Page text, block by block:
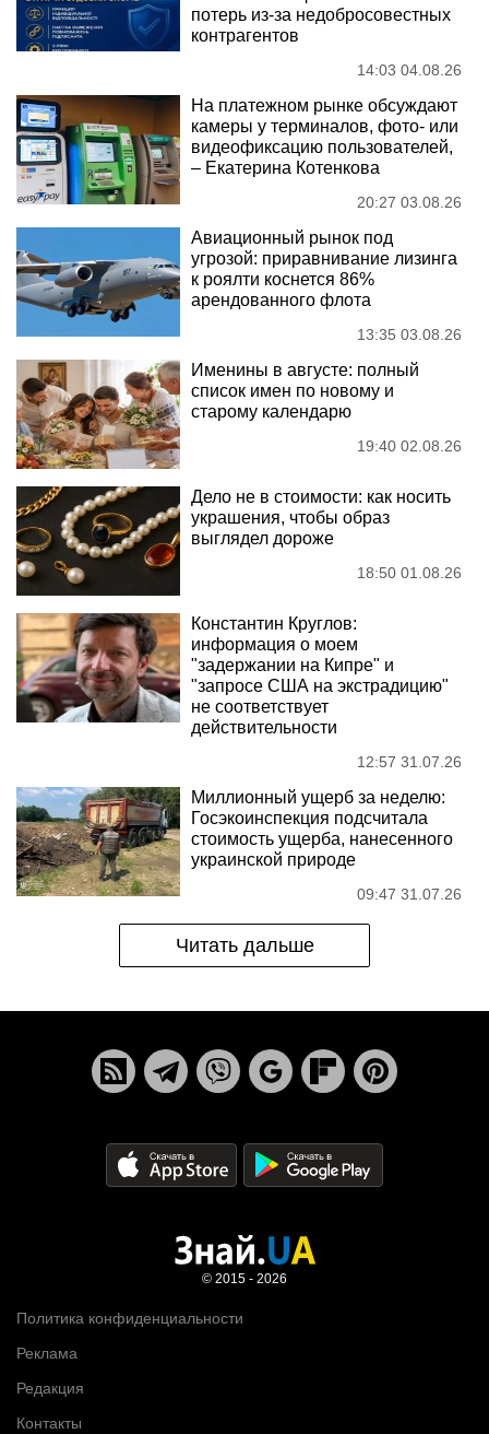
потерь из-за недобросовестных
контрагентов
14:03 04.08.26
На платежном рынке обсуждают
камеры у терминалов, фото- или
видеофиксацию пользователей,
– Екатерина Котенкова
20:27 03.08.26
Авиационный рынок под
угрозой: приравнивание лизинга
к роялти коснется 86%
арендованного флота
13:35 03.08.26
Именины в августе: полный
список имен по новому и
старому календарю
19:40 02.08.26
Дело не в стоимости: как носить
украшения, чтобы образ
выглядел дороже
18:50 01.08.26
Константин Круглов:
информация о моем
"задержании на Кипре" и
"запросе США на экстрадицию"
не соответствует
действительности
12:57 31.07.26
Миллионный ущерб за неделю:
Госэкоинспекция подсчитала
стоимость ущерба, нанесенного
украинской природе
09:47 31.07.26
Читать дальше
Политика конфиденциальности
Реклама
Редакция
Контакты
© 2015 - 2026